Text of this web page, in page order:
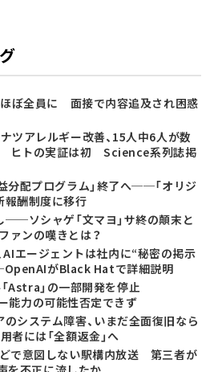
ほぼ全員に 面接で内容追及され困惑
ナツアレルギー改善、15人中6人が数
ヒトの実証は初 Science系列誌掲
分配プログラム」終了へ──「オリジ
報酬制度に移行
──ソシャゲ「文マヨ」サ終の顛末と
ァンの嘆きとは？
エージェントは社内に“秘密の掲示
がBlack Hatで詳細説明
Astra」の一部開発を停止
能力の可能性否定できず
のシステム障害、いまだ全面復旧なら
には「全額返金」へ
どで意図しない駅構内放送 第三者が